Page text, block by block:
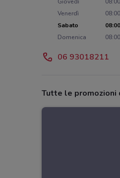
Venerdì
Sabato
Domenica
06 93018211
Tutte le promozioni